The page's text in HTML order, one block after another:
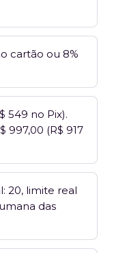
cartão ou 8%
549 no Pix).
997,00 (R$ 917
20, limite real
das